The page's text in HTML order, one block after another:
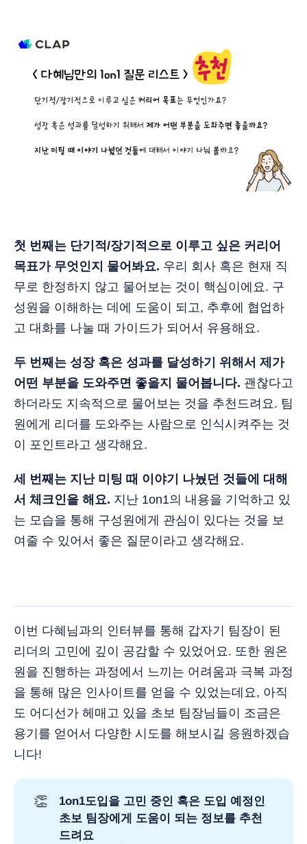
첫 번째는 단기적/장기적으로 이루고 싶은 커리어
목표가 무엇인지 물어봐요. 우리 회사 혹은 현재 직
무로 한정하지 않고 물어보는 것이 핵심이에요. 구
성원을 이해하는 데에 도움이 되고, 추후에 협업하
고 대화를 나눌 때 가이드가 되어서 유용해요.
두 번째는 성장 혹은 성과를 달성하기 위해서 제가
어떤 부분을 도와주면 좋을지 물어봅니다. 괜찮다고
하더라도 지속적으로 물어보는 것을 추천드려요. 팀
원에게 리더를 도와주는 사람으로 인식시켜주는 것
이 포인트라고 생각해요.
세 번째는 지난 미팅 때 이야기 나눴던 것들에 대해
서 체크인을 해요. 지난 1on1의 내용을 기억하고 있
는 모습을 통해 구성원에게 관심이 있다는 것을 보
여줄 수 있어서 좋은 질문이라고 생각해요.
이번 다혜님과의 인터뷰를 통해 갑자기 팀장이 된
리더의 고민에 깊이 공감할 수 있었어요. 또한 원온
원을 진행하는 과정에서 느끼는 어려움과 극복 과정
을 통해 많은 인사이트를 얻을 수 있었는데요, 아직
도 어디선가 헤매고 있을 초보 팀장님들이 조금은
용기를 얻어서 다양한 시도를 해보시길 응원하겠습
니다!
👏
1on1도입을 고민 중인 혹은 도입 예정인
초보 팀장에게 도움이 되는 정보를 추천
드려요